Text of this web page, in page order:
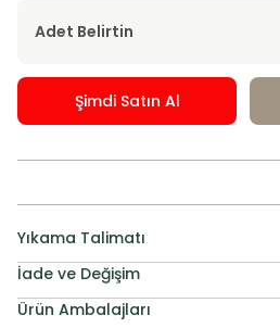
Adet Belirtin
Şimdi Satın Al
Yıkama Talimatı
İade ve Değişim
Ürün Ambalajları